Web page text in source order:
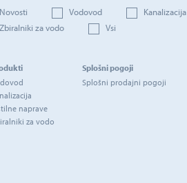
Novosti Vodovod Kanalizacija
Zbiralniki za vodo
Vsi
naprave
za vodo
Splošni pogoji
Splošni prodajni pogoji